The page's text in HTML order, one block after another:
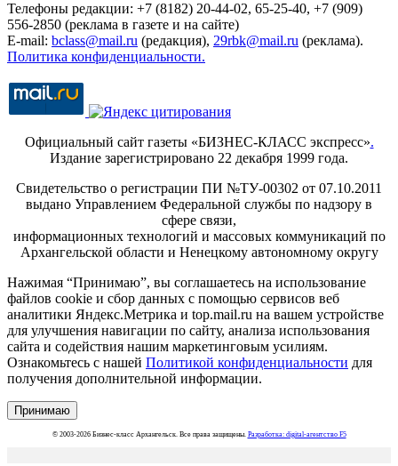
Телефоны редакции: +7 (8182) 20-44-02, 65-25-40, +7 (909)
556-2850 (реклама в газете и на сайте)
E-mail: bclass@mail.ru (редакция), 29rbk@mail.ru (реклама).
Политика конфиденциальности.
Официальный сайт газеты «БИЗНЕС-КЛАСС экспресс».
Издание зарегистрировано 22 декабря 1999 года.
Свидетельство о регистрации ПИ №ТУ-00302 от 07.10.2011
выдано Управлением Федеральной службы по надзору в
сфере связи,
информационных технологий и массовых коммуникаций по
Архангельской области и Ненецкому автономному округу
Нажимая “Принимаю”, вы соглашаетесь на использование
файлов cookie и сбор данных с помощью сервисов веб
аналитики Яндекс.Метрика и top.mail.ru на вашем устройстве
для улучшения навигации по сайту, анализа использования
сайта и содействия нашим маркетинговым усилиям.
Ознакомьтесь с нашей Политикой конфиденциальности для
получения дополнительной информации.
Принимаю
© 2003-2026 Бизнес-класс Архангельск. Все права защищены. Разработка: digital-агентство F5